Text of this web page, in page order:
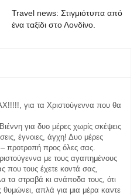
Travel news: Στιγμιότυπα από
ένα ταξίδι στο Λονδίνο.
για τα Χριστούγεννα που θα
για δυο μέρες χωρίς σκέψεις
έγνοιες, άγχη! Δυο μέρες
προτροπή προς όλες σας.
με τους αγαπημένους
που τους έχετε κοντά σας,
τα στραβά κι ανάποδα τους, ότι
θυμώνει, απλά για μια μέρα καντε